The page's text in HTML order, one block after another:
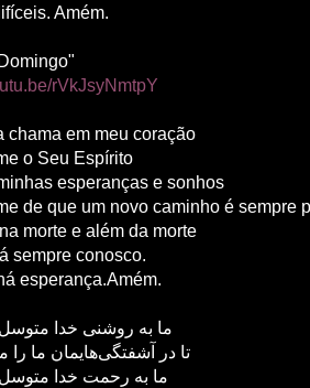
Amém.
rVkJsyNmtpY
chama em meu coração
o Seu Espírito
esperanças e sonhos
de que um novo caminho é sempre
morte e além da morte
sempre conosco.
esperança.Amém.
ما به روشنی خدا
تا در آشفتگی‌هایمان ما را
ما به رحمت خدا